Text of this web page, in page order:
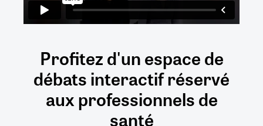
Profitez d'un espace de
débatsinteractifréservé
auxprofessionnels de
santé